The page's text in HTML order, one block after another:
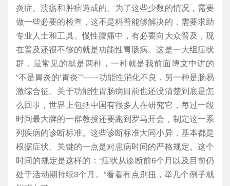
炎症、溃疡和肿瘤造成的。为了这些少数的情况，需要
做一些必要的检查，这不是科普能够解决的，需要求助
专业人士和工具。慢性腹痛中，有必要向大众普及，现
在普及还很不够的就是功能性胃肠病。这是一大组症状
群，最常见的就是两种，一种就是我前面博文中讲的
“不是胃炎的‘胃炎’”——功能性消化不良，另一种是肠易
激综合征。关于功能性胃肠病目前也还没清楚到底是怎
么回事，世界上包括中国有很多人在研究它，每过一段
时间最大牌的一群教授还要跑到罗马开会，制定这一系
列疾病的诊断标准。这些诊断标准大同小异，基本都是
根据症状。关键的一点是对患病时间的严格规定。这个
时间的规定是这样的：“症状从诊断前6个月以及目前仍
处于活动期持续3个月。”看着有点别扭，举几个例子就